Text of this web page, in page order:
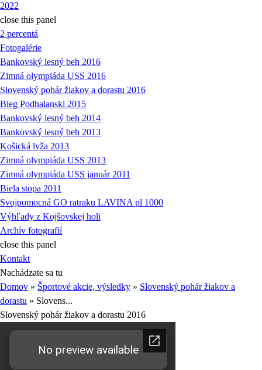
2022
close this panel
2 percentá
Fotogalérie
Bankovský lesný beh 2016
Zimná olympiáda USS 2016
Slovenský pohár žiakov a dorastu 2016
Bieg Podhalanski 2015
Bankovský lesný beh 2014
Bankovský lesný beh 2013
Košická lyža 2013
Zimná olympiáda USS 2013
Zimná olympiáda USS január 2011
Biela stopa 2011
Svojpomocná GO ratraku LAVINA pl 1000
Výhľady z Kojšovskej holi
Archív fotografií
close this panel
Kontakt
Nachádzate sa tu
Domov » Športové akcie, výsledky » Slovenský pohár žiakov a
dorastu » Slovens...
Slovenský pohár žiakov a dorastu 2016